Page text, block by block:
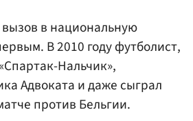
в национальную
В 2010 году футболист,
Нальчик»,
Адвоката и даже сыграл
против Бельгии.